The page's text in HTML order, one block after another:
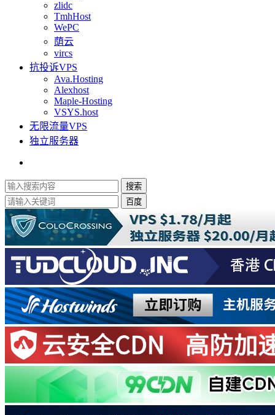
zlidc
TmhHost
WePC
荫云
vircs
抗投诉VPS
Ava.Hosting
Alexhost
Maple-Hosting
VSYS.host
无限流量VPS
独立服务器